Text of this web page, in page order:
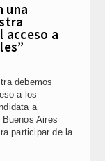
una
acceso a
debemos
a los
a
Aires
participar de la